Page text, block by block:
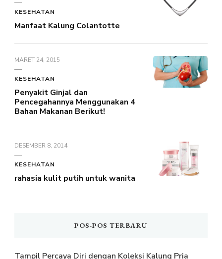
KESEHATAN
Manfaat Kalung Colantotte
MARET 24, 2015
KESEHATAN
Penyakit Ginjal dan
Pencegahannya Menggunakan 4
Bahan Makanan Berikut!
DESEMBER 8, 2014
KESEHATAN
rahasia kulit putih untuk wanita
POS-POS TERBARU
Tampil Percaya Diri dengan Koleksi Kalung Pria